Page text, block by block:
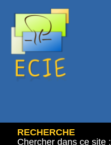
RECHERCHE
Chercher dans ce site :